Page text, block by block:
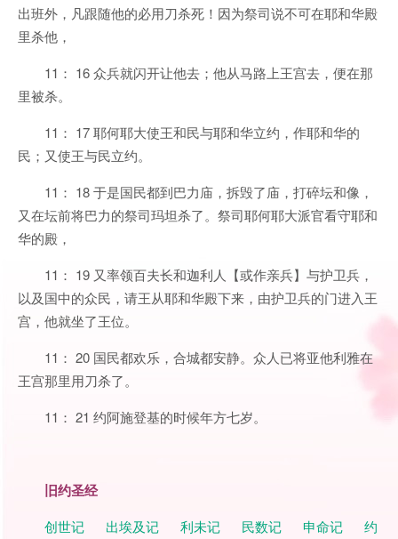
出班外，凡跟随他的必用刀杀死！因为祭司说不可在耶和华殿
里杀他，
11： 16 众兵就闪开让他去；他从马路上王宫去，便在那
里被杀。
11： 17 耶何耶大使王和民与耶和华立约，作耶和华的
民；又使王与民立约。
11： 18 于是国民都到巴力庙，拆毁了庙，打碎坛和像，
又在坛前将巴力的祭司玛坦杀了。祭司耶何耶大派官看守耶和
华的殿，
11： 19 又率领百夫长和迦利人【或作亲兵】与护卫兵，
以及国中的众民，请王从耶和华殿下来，由护卫兵的门进入王
宫，他就坐了王位。
11： 20 国民都欢乐，合城都安静。众人已将亚他利雅在
王宫那里用刀杀了。
11： 21 约阿施登基的时候年方七岁。
旧约圣经
创世记 出埃及记 利未记 民数记 申命记
约